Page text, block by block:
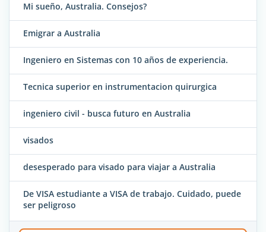
Mi sueño, Australia. Consejos?
Emigrar a Australia
Ingeniero en Sistemas con 10 años de experiencia.
Tecnica superior en instrumentacion quirurgica
ingeniero civil - busca futuro en Australia
visados
desesperado para visado para viajar a Australia
De VISA estudiante a VISA de trabajo. Cuidado, puede
ser peligroso